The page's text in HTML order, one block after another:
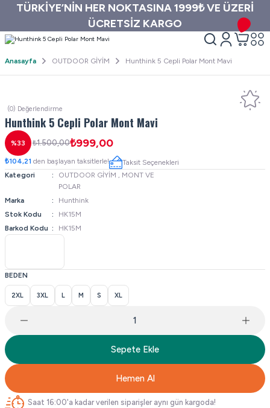
TÜRKİYE’NİN HER NOKTASINA 1999₺ VE ÜZERİ
ÜCRETSİZ KARGO
Anasayfa OUTDOOR GİYİM Hunthink 5 Cepli Polar Mont Mavi
(0) Değerlendirme
Hunthink 5 Cepli Polar Mont Mavi
%33 ₺1.500,00₺999,00
₺104,21 den başlayan taksitlerle!
Taksit Seçenekleri
Kategori
OUTDOOR GİYİM , MONT VE
POLAR
Marka
Hunthink
Stok Kodu
HK15M
Barkod Kodu
HK15M
BEDEN
2XL 3XL L M S XL
Sepete Ekle
Hemen Al
Saat 16:00'a kadar verilen siparişler aynı gün kargoda!